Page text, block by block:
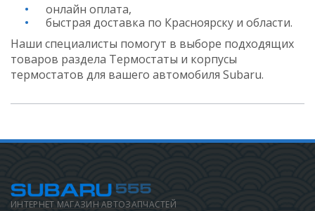
онлайн оплата,
быстрая доставка по Красноярску и области.
Наши специалисты помогут в выборе подходящих
товаров раздела Термостаты и корпусы
термостатов для вашего автомобиля Subaru.
ИНТЕРНЕТ МАГАЗИН АВТОЗАПЧАСТЕЙ